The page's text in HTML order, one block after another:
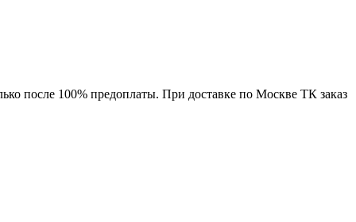
после 100% предоплаты. При доставке по Москве ТК заказ